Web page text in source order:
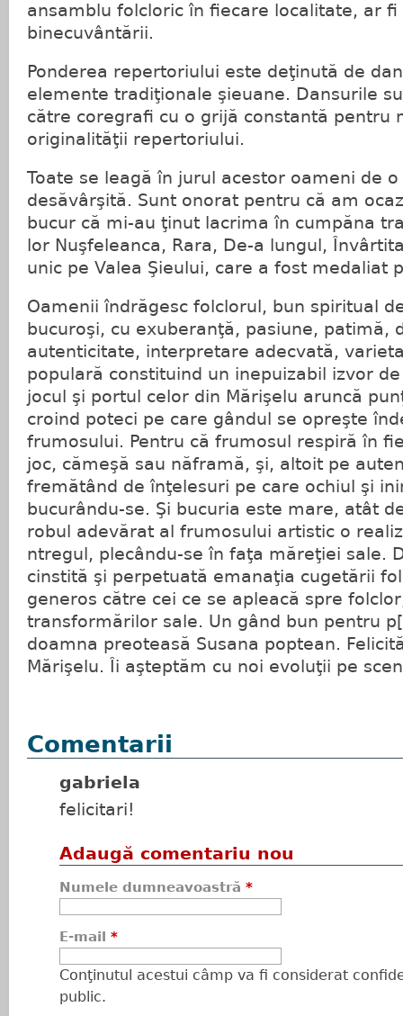
ansamblu folcloric în fiecare localitate, ar fi
binecuvântării.
Ponderea repertoriului este deţinută de
elemente tradiţionale şieuane. Dansurile
către coregrafi cu o grijă constantă pentru
originalităţii repertoriului.
Toate se leagă în jurul acestor oameni de
desăvârşită. Sunt onorat pentru că am
bucur că mi-au ţinut lacrima în cumpăna
lor Nuşfeleanca, Rara, De-a lungul,
unic pe Valea Şieului, care a fost medaliat
Oamenii îndrăgesc folclorul, bun spiritual
bucuroşi, cu exuberanţă, pasiune, patimă,
autenticitate, interpretare adecvată,
populară constituind un inepuizabil izvor
jocul şi portul celor din Mărişelu aruncă
croind poteci pe care gândul se opreşte
frumosului. Pentru că frumosul respiră în
joc, cămeşă sau năframă, şi, altoit pe
fremătând de înţelesuri pe care ochiul şi
bucurându-se. Şi bucuria este mare, atât
robul adevărat al frumosului artistic o
ntregul, plecându-se în faţa măreţiei sale.
cinstită şi perpetuată emanaţia cugetării
generos către cei ce se apleacă spre
transformărilor sale. Un gând bun pentru
doamna preoteasă Susana poptean.
Mărişelu. Îi aşteptăm cu noi evoluţii pe
Comentarii
gabriela
felicitari!
Adaugă comentariu nou
Numele dumneavoastră *
E-mail *
Conţinutul acestui câmp va fi considerat
public.